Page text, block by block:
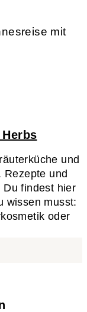
mit
und
Rezepte und
Du findest hier
wissen musst:
oder